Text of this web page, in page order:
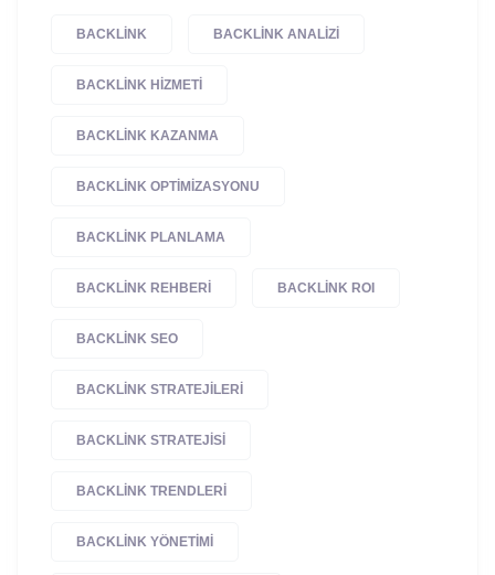
BACKLINK BACKLINK ANALIZI
BACKLINK HIZMETI
BACKLINK KAZANMA
BACKLINK OPTIMIZASYONU
BACKLINK PLANLAMA
BACKLINK REHBERI BACKLINK ROI
BACKLINK SEO
BACKLINK STRATEJILERI
BACKLINK STRATEJISI
BACKLINK TRENDLERI
BACKLINK YÖNETIMI